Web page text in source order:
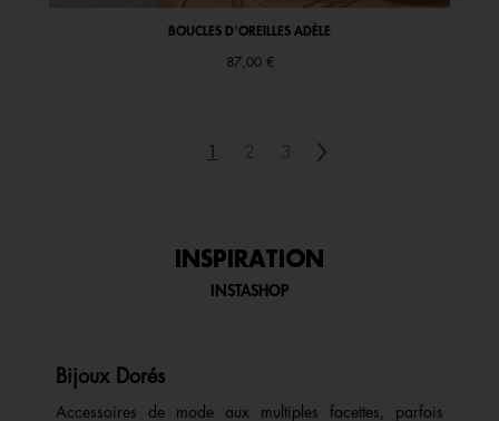
BOUCLES D'OREILLES ADÈLE
87,00 €
Next
INSPIRATION
INSTASHOP
Bijoux Dorés
Accessoires de mode aux multiples facettes, parfois